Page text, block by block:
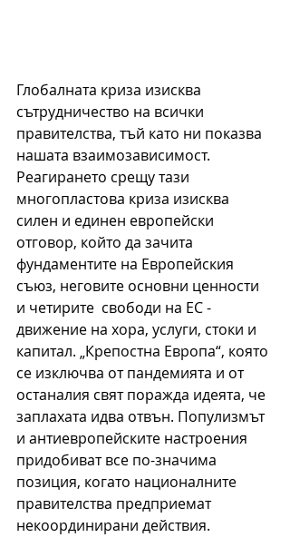
Глобалната криза изисква
сътрудничество на всички
правителства, тъй като ни показва
нашата взаимозависимост.
Реагирането срещу тази
многопластова криза изисква
силен и единен европейски
отговор, който да зачита
фундаментите на Европейския
съюз, неговите основни ценности
и четирите  свободи на ЕС -
движение на хора, услуги, стоки и
капитал. „Крепостна Европа“, която
се изключва от пандемията и от
останалия свят поражда идеята, че
заплахата идва отвън. Популизмът
и антиевропейските настроения
придобиват все по-значима
позиция, когато националните
правителства предприемат
некоординирани действия.